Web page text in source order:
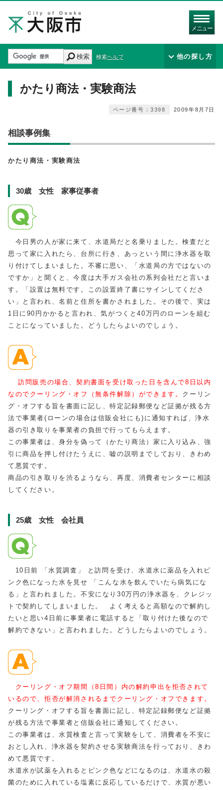
メニュー
検索 検索ヘルプ 他の探し方
かたり商法・実験商法
2009年8月7日
ページ番号：3398
相談事例集
かたり商法・実験商法
30歳 女性 家事従事者
今日男の人が家に来て、水道局だと名乗りました。検査だと
思って家に入れたら、台所に行き、あっという間に浄水器を取
り付けてしまいました。不審に思い、「水道局の方ではないの
ですか」と聞くと、今度は大手ガス会社の系列会社だと言いま
す。「設置は無料です。この設置終了書にサインしてくださ
い」と言われ、名前と住所を書かされました。その後で、実は
1日に90円かかると言われ、気がつくと40万円のローンを組む
ことになっていました。どうしたらよいのでしょう。
訪問販売の場合、契約書面を受け取った日を含んで8日以内
なのでクーリング・オフ（無条件解除）ができます。 クーリン
グ・オフする旨を書面に記し、特定記録郵便など証拠が残る方
法で事業者(ローンの場合は信販会社にも)に通知すれば、浄水
器の引き取りを事業者の負担で行ってもらえます。
この事業者は、身分を偽って（かたり商法）家に入り込み、強
引に商品を押し付けたうえに、嘘の説明までしており、きわめ
て悪質です。
商品の引き取りを渋るようなら、再度、消費者センターに相談
してください。
25歳 女性 会社員
10日前 「水質調査」 と訪問を受け、水道水に薬品を入れピ
ンク色になった水を見せ 「こんな水を飲んでいたら病気にな
る」と言われました。不安になり30万円の浄水器を、クレジッ
トで契約してしまいました。 よく考えると高額なので解約し
たいと思い4日前に事業者に電話すると「取り付けた後なので
解約できない」と言われました。どうしたらよいのでしょう。
クーリング・オフ期間（8日間）内の解約申出を拒否されて
いるので、拒否が解消されるまでクーリング・オフできます。
クーリング・オフする旨を書面に記し、特定記録郵便など証拠
が残る方法で事業者と信販会社に通知してください。
この事業者は、水質検査と言って実験をして、消費者を不安に
おとし入れ、浄水器を契約させる実験商法を行っており、きわ
めて悪質です。
水道水が試薬を入れるとピンク色などになるのは、水道水の殺
菌のために入れている塩素に反応しているだけで、水質が悪い